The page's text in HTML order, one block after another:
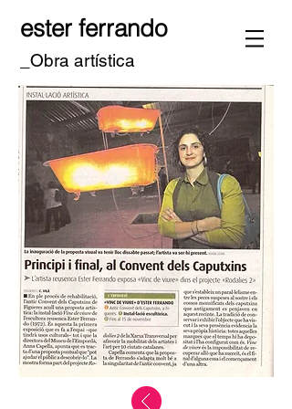
_Obra artística
ester ferrando